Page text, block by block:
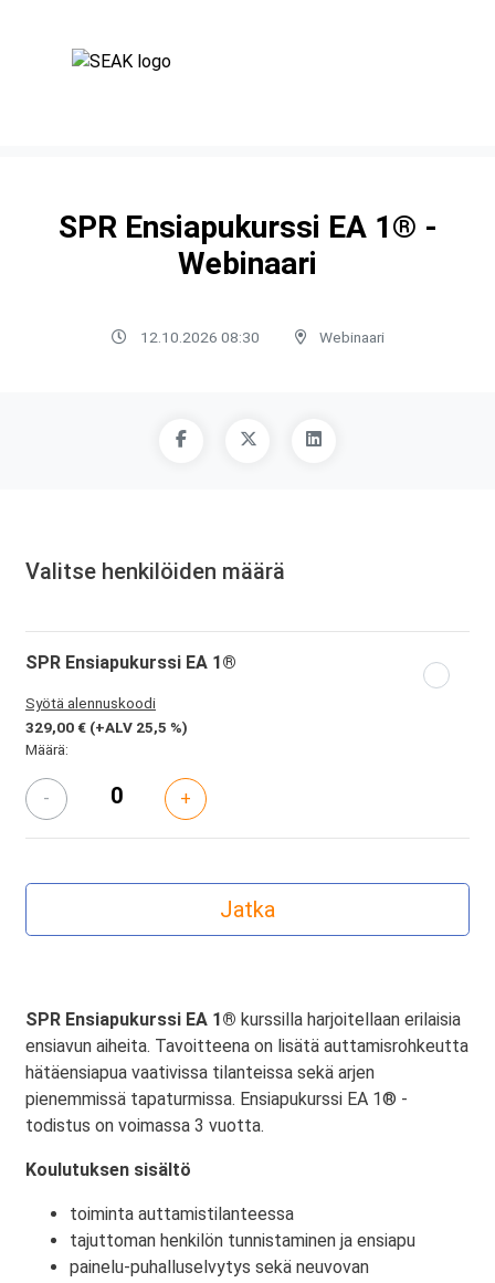
SPR Ensiapukurssi EA 1® -
Webinaari
12.10.2026 08:30 Webinaari
Valitse henkilöiden määrä
SPR Ensiapukurssi EA 1®
Syötä alennuskoodi
329,00 € (+ALV 25,5 %)
Määrä:
- +
SPR Ensiapukurssi EA 1® kurssilla harjoitellaan erilaisia
ensiavun aiheita. Tavoitteena on lisätä auttamisrohkeutta
hätäensiapua vaativissa tilanteissa sekä arjen
pienemmissä tapaturmissa. Ensiapukurssi EA 1® -
todistus on voimassa 3 vuotta.
Koulutuksen sisältö
toiminta auttamistilanteessa
tajuttoman henkilön tunnistaminen ja ensiapu
painelu-puhalluselvytys sekä neuvovan